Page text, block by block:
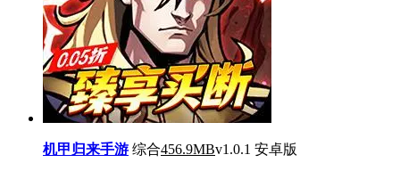
机甲归来手游 综合456.9MBv1.0.1 安卓版